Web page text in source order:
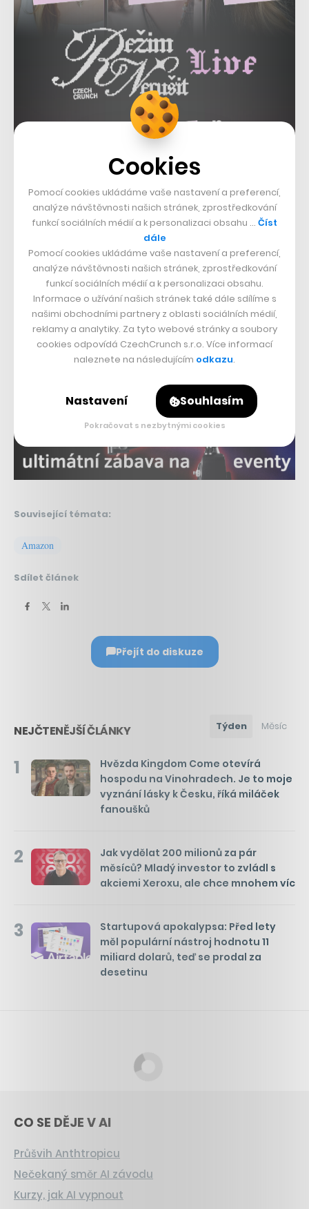
Amazon každopádně není jedinou známou společností,
která s přírodním prostředím pro zaměstnance
experimentuje. Například Microsoft minulý rok otevřel
relaxační a pracovní zázemí na stromě, kde vedle
klasického vybavení nechybí ani takový krb.
Foto:GeekWire(reprofoto, YouTube)
Nepřehlédněte:
Související témata:
Amazon
Sdílet článek
Přejít do diskuze
NEJČTENĚJŠÍ ČLÁNKY Týden Měsíc
1
Hvězda Kingdom Come otevírá
hospodu na Vinohradech. Je to moje
vyznání lásky k Česku, říká miláček
fanoušků
2
Jak vydělat 200 milionů za pár
měsíců? Mladý investor to zvládl s
akciemi Xeroxu, ale chce mnohem víc
3
Startupová apokalypsa: Před lety
měl populární nástroj hodnotu 11
miliard dolarů, teď se prodal za
desetinu
CO SE DĚJE V AI
Průšvih Anthtropicu
Nečekaný směr AI závodu
Kurzy, jak AI vypnout
Cookies
Pomocí cookies ukládáme vaše nastavení a preferencí,
analýze návštěvnosti našich stránek, zprostředkování
funkcí sociálních médií a k personalizaci obsahu … Číst
dále
Pomocí cookies ukládáme vaše nastavení a preferencí,
analýze návštěvnosti našich stránek, zprostředkování
funkcí sociálních médií a k personalizaci obsahu.
Informace o užívání našich stránek také dále sdílíme s
našimi obchodními partnery z oblasti sociálních médií,
reklamy a analytiky. Za tyto webové stránky a soubory
cookies odpovídá CzechCrunch s.r.o. Více informací
naleznete na následujícím odkazu.
Nastavení Souhlasím
Pokračovat s nezbytnými cookies